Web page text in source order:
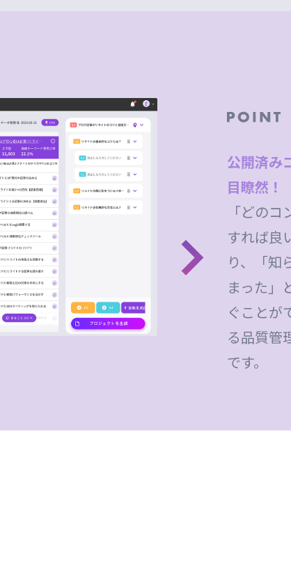
公開済み
目瞭然！
「どの
すれば良
り、「知
まった」
ぐことが
る品質管
です。